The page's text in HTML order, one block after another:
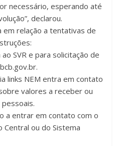
necessário, esperando até
declarou.
em relação a tentativas de
SVR e para solicitação de
links NEM entra em contato
valores a receber ou
a entrar em contato com o
Central ou do Sistema